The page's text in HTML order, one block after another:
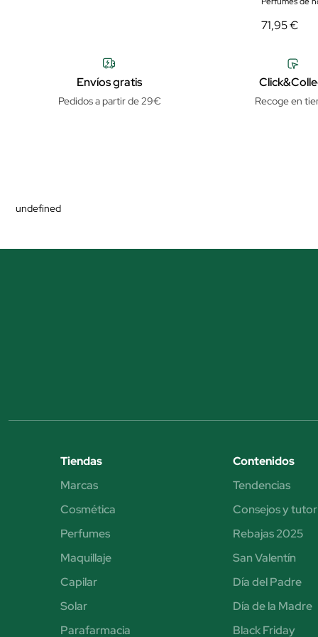
71,95 €
Envíos gratis
Pedidos a partir de 29€ Recoge en
undefined
Tiendas
Marcas
Cosmética
Perfumes
Maquillaje
Capilar
Solar
Parafarmacia
Contenidos
Tendencias
Consejos y
Rebajas 2025
San Valentín
Día del Padre
Día de la Madre
Black Friday